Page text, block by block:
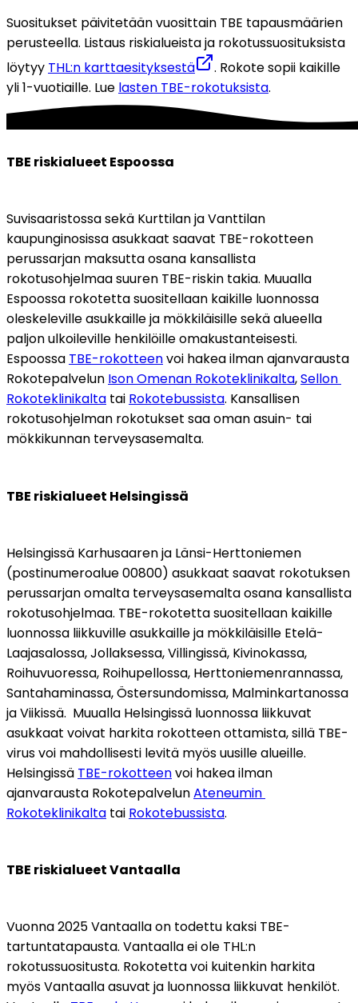
Suositukset päivitetään vuosittain TBE tapausmäärien
perusteella. Listaus riskialueista ja rokotussuosituksista
löytyy THL:n karttaesityksestä
. Rokote sopii kaikille
yli 1-vuotiaille. Lue lasten TBE-rokotuksista.
TBE riskialueet Espoossa
Suvisaaristossa sekä Kurttilan ja Vanttilan
kaupunginosissa asukkaat saavat TBE-rokotteen
perussarjan maksutta osana kansallista
rokotusohjelmaa suuren TBE-riskin takia. Muualla
Espoossa rokotetta suositellaan kaikille luonnossa
oleskeleville asukkaille ja mökkiläisille sekä alueella
paljon ulkoileville henkilöille omakustanteisesti.
Espoossa TBE-rokotteen voi hakea ilman ajanvarausta
Rokotepalvelun Ison Omenan Rokoteklinikalta, Sellon
Rokoteklinikalta tai Rokotebussista. Kansallisen
rokotusohjelman rokotukset saa oman asuin- tai
mökkikunnan terveysasemalta.
TBE riskialueet Helsingissä
Helsingissä Karhusaaren ja Länsi-Herttoniemen
(postinumeroalue 00800) asukkaat saavat rokotuksen
perussarjan omalta terveysasemalta osana kansallista
rokotusohjelmaa. TBE-rokotetta suositellaan kaikille
luonnossa liikkuville asukkaille ja mökkiläisille Etelä-
Laajasalossa, Jollaksessa, Villingissä, Kivinokassa,
Roihuvuoressa, Roihupellossa, Herttoniemenrannassa,
Santahaminassa, Östersundomissa, Malminkartanossa
ja Viikissä.  Muualla Helsingissä luonnossa liikkuvat
asukkaat voivat harkita rokotteen ottamista, sillä TBE-
virus voi mahdollisesti levitä myös uusille alueille.
Helsingissä TBE-rokotteen voi hakea ilman
ajanvarausta Rokotepalvelun Ateneumin
Rokoteklinikalta tai Rokotebussista.
TBE riskialueet Vantaalla
Vuonna 2025 Vantaalla on todettu kaksi TBE-
tartuntatapausta. Vantaalla ei ole THL:n
rokotussuositusta. Rokotetta voi kuitenkin harkita
myös Vantaalla asuvat ja luonnossa liikkuvat henkilöt.